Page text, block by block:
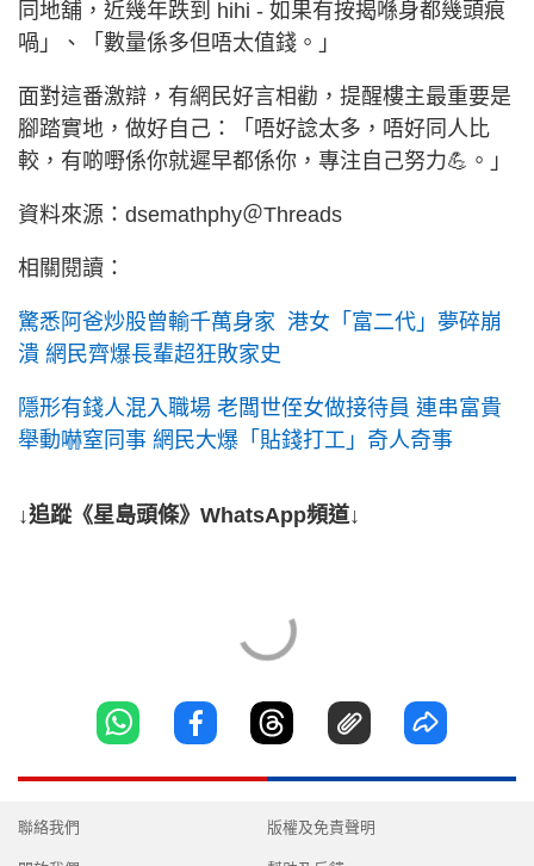
同地舖，近幾年跌到 hihi - 如果有按揭喺身都幾頭痕
喎」、「數量係多但唔太值錢。」
面對這番激辯，有網民好言相勸，提醒樓主最重要是
腳踏實地，做好自己：「唔好諗太多，唔好同人比
較，有啲嘢係你就遲早都係你，專注自己努力💪。」
資料來源：dsemathphy＠Threads
相關閱讀：
驚悉阿爸炒股曾輸千萬身家 港女「富二代」夢碎崩
潰 網民齊爆長輩超狂敗家史
隱形有錢人混入職場 老闆世侄女做接待員 連串富貴
舉動嚇窒同事 網民大爆「貼錢打工」奇人奇事
↓追蹤《星島頭條》WhatsApp頻道↓
聯絡我們 版權及免責聲明